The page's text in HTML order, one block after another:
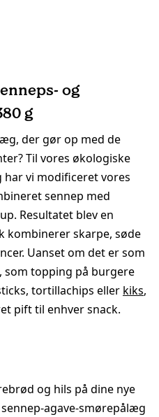
og
g
der gør op med de
Til vores økologiske
vi modificeret vores
sennep med
Resultatet blev en
kombinerer skarpe, søde
Uanset om det er som
som topping på burgere
tortillachips eller kiks,
pift til enhver snack.
og hils på dine nye
agave-smørepålæg